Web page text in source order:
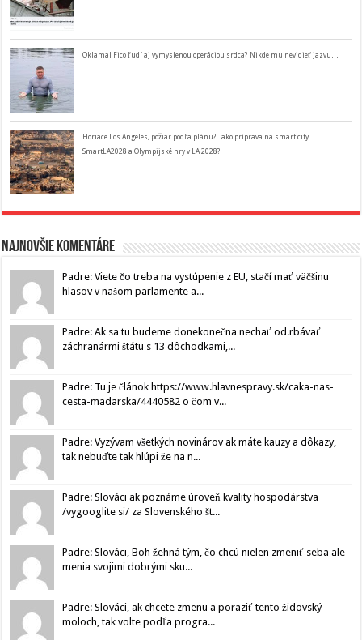
Oklamal Fico ľudí aj vymyslenou operáciou srdca? Nikde mu nevidieť jazvu…
Horiace Los Angeles, požiar podľa plánu? ..ako príprava na smart city
SmartLA2028 a Olympijské hry v LA 2028?
Najnovšie komentáre
Padre: Viete čo treba na vystúpenie z EU, stačí mať väčšinu
hlasov v našom parlamente a...
Padre: Ak sa tu budeme donekonečna nechať od.rbávať
záchranármi štátu s 13 dôchodkami,...
Padre: Tu je článok https://www.hlavnespravy.sk/caka-nas-
cesta-madarska/4440582 o čom v...
Padre: Vyzývam všetkých novinárov ak máte kauzy a dôkazy,
tak nebuďte tak hlúpi že na n...
Padre: Slováci ak poznáme úroveň kvality hospodárstva
/vygooglite si/ za Slovenského št...
Padre: Slováci, Boh žehná tým, čo chcú nielen zmeniť seba ale
menia svojimi dobrými sku...
Padre: Slováci, ak chcete zmenu a poraziť tento židovský
moloch, tak volte podľa progra...